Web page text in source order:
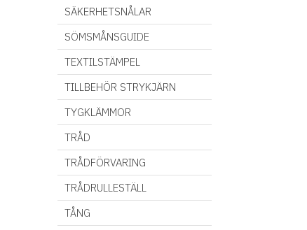
SÄKERHETSNÅLAR
SÖMSMÅNSGUIDE
TEXTILSTÄMPEL
TILLBEHÖR STRYKJÄRN
TYGKLÄMMOR
TRÅD
TRÅDFÖRVARING
TRÅDRULLESTÄLL
TÅNG